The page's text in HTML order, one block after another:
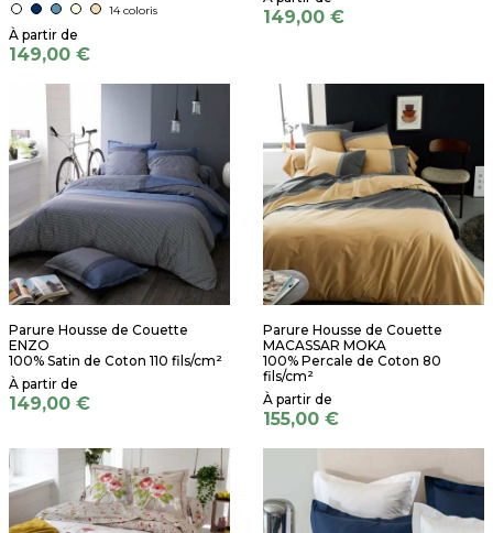
14 coloris
149,00 €
149,00 €
Parure Housse de Couette
ENZO
100% Satin de Coton 110 fils/cm²
149,00 €
Parure Housse de Couette
MACASSAR MOKA
100% Percale de Coton 80
fils/cm²
155,00 €